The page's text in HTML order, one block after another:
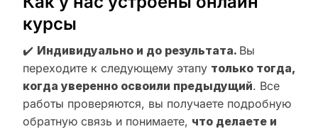
курсы
✔️ Индивидуально и до результата. Вы
переходите к следующему этапу только тогда,
когда уверенно освоили предыдущий. Все
работы проверяются, вы получаете подробную
обратную связь и понимаете, что делаете и